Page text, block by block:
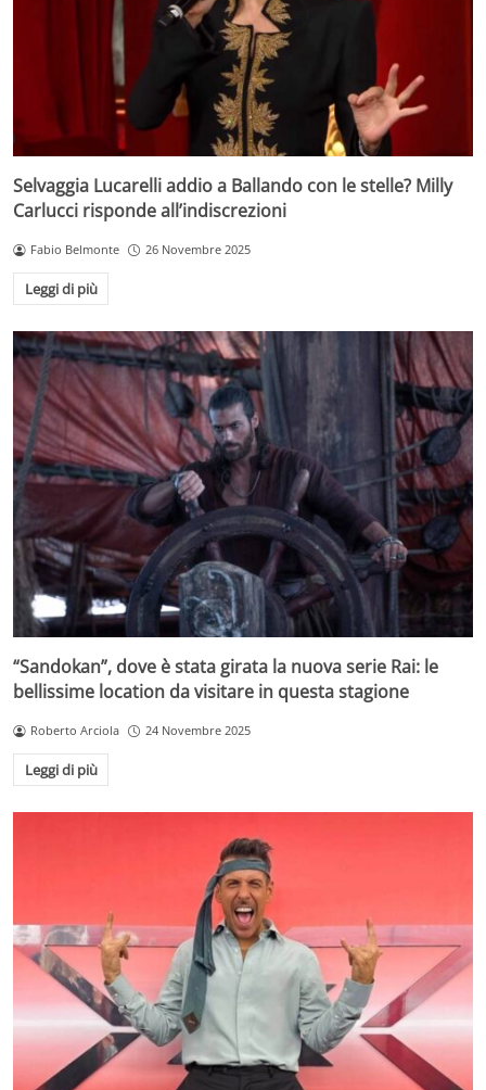
Selvaggia Lucarelli addio a Ballando con le stelle? Milly
Carlucci risponde all’indiscrezioni
Fabio Belmonte 26 Novembre 2025
Leggi di più
“Sandokan”, dove è stata girata la nuova serie Rai: le
bellissime location da visitare in questa stagione
Roberto Arciola 24 Novembre 2025
Leggi di più